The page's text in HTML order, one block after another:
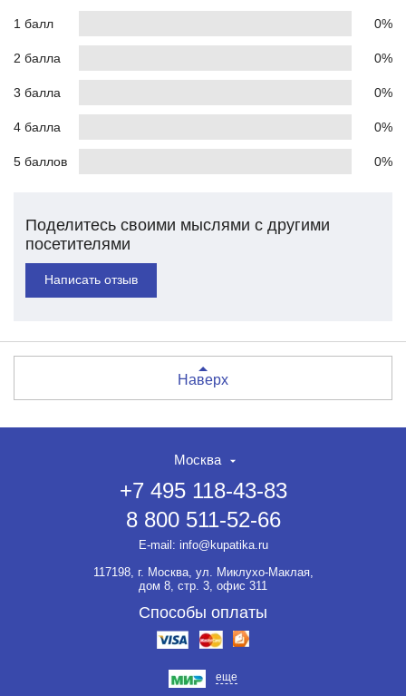
1 балл 0%
2 балла 0%
3 балла 0%
4 балла 0%
5 баллов 0%
Поделитесь своими мыслями с другими
посетителями
Написать отзыв
Наверх
Москва
+7 495 118-43-83
8 800 511-52-66
E-mail: info@kupatika.ru
117198, г. Москва, ул. Миклухо-Маклая,
дом 8, стр. 3, офис 311
Способы оплаты
еще